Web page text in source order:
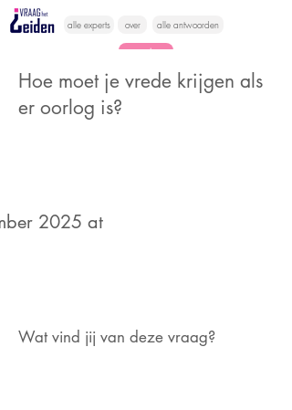
alle experts over alle antwoorden
vragen lessen
Hoe moet je vrede krijgen als
er oorlog is?
2025 at
Wat vind jij van deze vraag?